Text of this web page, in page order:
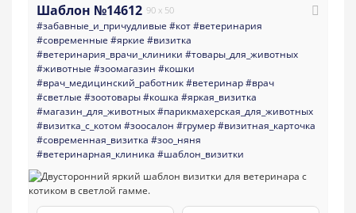
Шаблон №14612 90 x 50
#забавные_и_причудливые #кот#ветеринария
#современные #яркие #визитка
#ветеринария_врачи_клиники #товары_для_животных
#животные #зоомагазин #кошки
#врач_медицинский_работник#ветеринар#врач
#светлые #зоотовары#кошка #яркая_визитка
#магазин_для_животных#парикмахерская_для_животных
#визитка_с_котом #зоосалон #грумер#визитная_карточка
#современная_визитка #зоо_няня
#ветеринарная_клиника #шаблон_визитки